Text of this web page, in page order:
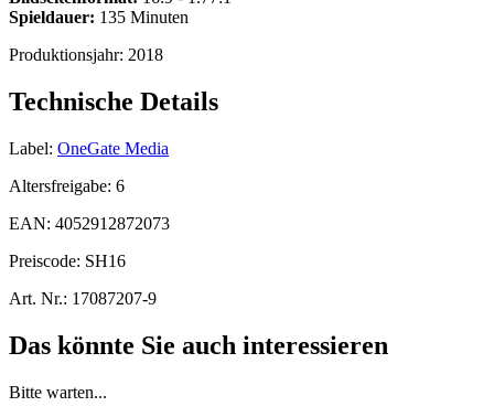
Spieldauer: 135 Minuten
Produktionsjahr: 2018
Technische Details
Label: OneGate Media
Altersfreigabe: 6
EAN: 4052912872073
Preiscode: SH16
Art. Nr.: 17087207-9
Das könnte Sie auch interessieren
Bitte warten...